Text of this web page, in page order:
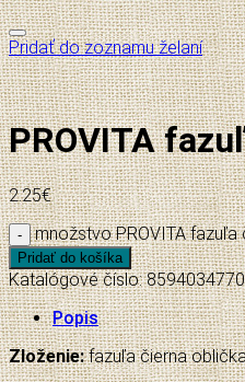
Pridať do zoznamu želaní
PROVITA
2.25€
množstvo PROVITA fazuľa
Pridať do košíka
Katalógové číslo:
Popis
Zloženie:fazuľa čierna